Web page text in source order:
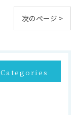
次のページ >
Categories